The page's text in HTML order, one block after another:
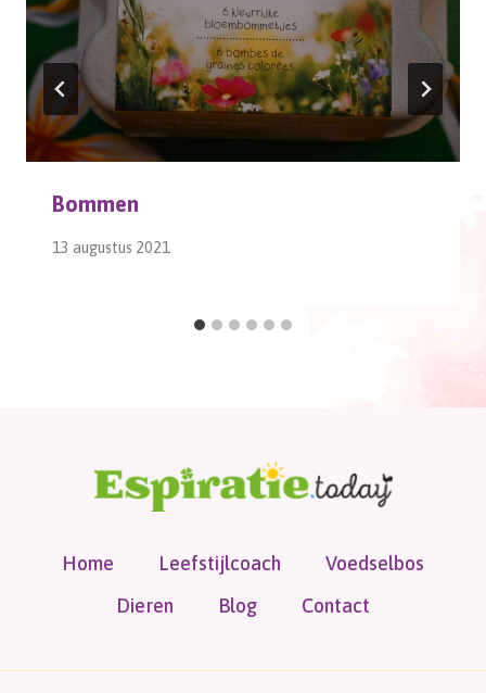
Bommen
13 augustus 2021
Home Leefstijlcoach
Voedselbos
Dieren
Blog Contact